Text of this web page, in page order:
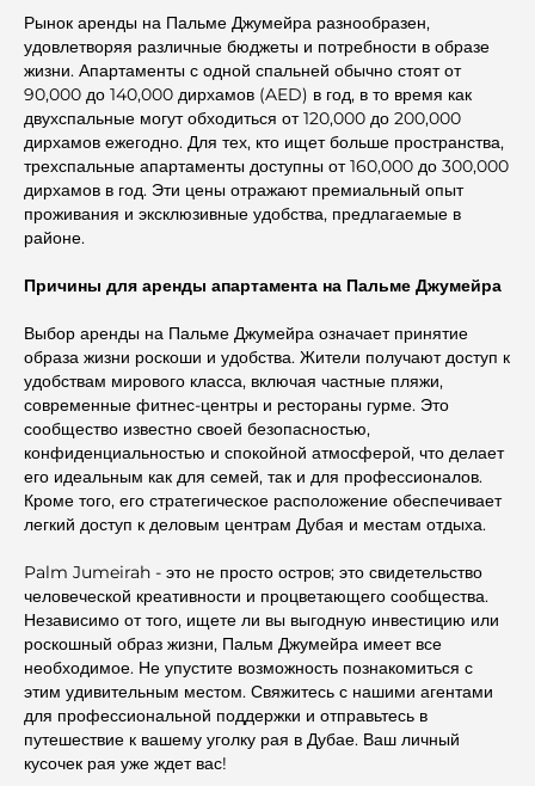
Рынок аренды на Пальме Джумейра разнообразен,
удовлетворяя различные бюджеты и потребности в образе
жизни. Апартаменты с одной спальней обычно стоят от
90,000 до 140,000 дирхамов (AED) в год, в то время как
двухспальные могут обходиться от 120,000 до 200,000
дирхамов ежегодно. Для тех, кто ищет больше пространства,
трехспальные апартаменты доступны от 160,000 до 300,000
дирхамов в год. Эти цены отражают премиальный опыт
проживания и эксклюзивные удобства, предлагаемые в
районе.
Причины для аренды апартамента на Пальме Джумейра
Выбор аренды на Пальме Джумейра означает принятие
образа жизни роскоши и удобства. Жители получают доступ к
удобствам мирового класса, включая частные пляжи,
современные фитнес-центры и рестораны гурме. Это
сообщество известно своей безопасностью,
конфиденциальностью и спокойной атмосферой, что делает
его идеальным как для семей, так и для профессионалов.
Кроме того, его стратегическое расположение обеспечивает
легкий доступ к деловым центрам Дубая и местам отдыха.
Palm Jumeirah - это не просто остров; это свидетельство
человеческой креативности и процветающего сообщества.
Независимо от того, ищете ли вы выгодную инвестицию или
роскошный образ жизни, Пальм Джумейра имеет все
необходимое. Не упустите возможность познакомиться с
этим удивительным местом. Свяжитесь с нашими агентами
для профессиональной поддержки и отправьтесь в
путешествие к вашему уголку рая в Дубае. Ваш личный
кусочек рая уже ждет вас!